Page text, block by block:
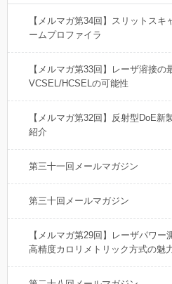
【メルマガ第34回】スリットス
ームプロファイラ
【メルマガ第33回】レーザ溶接の
VCSEL/HCSELの可能性
【メルマガ第32回】反射型DoE
紹介
第三十一回メールマガジン
第三十回メールマガジン
【メルマガ第29回】レーザパワー
高精度カロリメトリック方式の魅